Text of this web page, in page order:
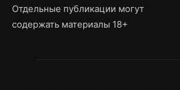
Отдельные публикации могут
содержать материалы 18+